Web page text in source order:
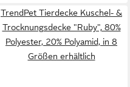
TrendPet Tierdecke Kuschel- &
Trocknungsdecke "Ruby", 80%
Polyester, 20% Polyamid, in 8
Größen erhältlich